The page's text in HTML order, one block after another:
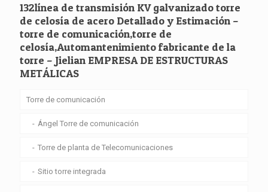
132línea de transmisión KV galvanizado torre
de celosía de acero Detallado y Estimación –
torre de comunicación,torre de
celosía,Automantenimiento fabricante de la
torre – Jielian EMPRESA DE ESTRUCTURAS
METÁLICAS
Torre de comunicación
Ángel Torre de comunicación
Torre de planta de Telecomunicaciones
Sitio torre integrada